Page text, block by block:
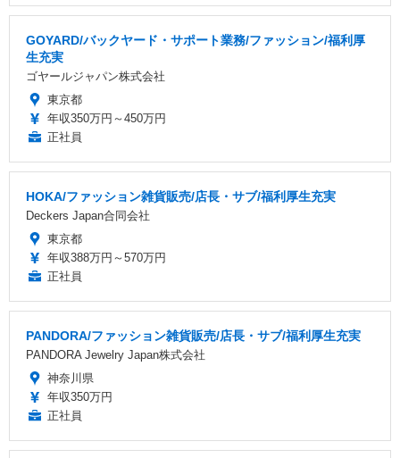
GOYARD/バックヤード・サポート業務/ファッション/福利厚
生充実
ゴヤールジャパン株式会社
東京都
年収350万円～450万円
正社員
HOKA/ファッション雑貨販売/店長・サブ/福利厚生充実
Deckers Japan合同会社
東京都
年収388万円～570万円
正社員
PANDORA/ファッション雑貨販売/店長・サブ/福利厚生充実
PANDORA Jewelry Japan株式会社
神奈川県
年収350万円
正社員